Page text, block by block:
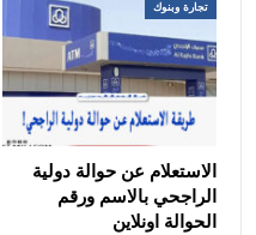
تجارة وبنوك
الاستعلام عن حوالة دولية
الراجحي بالاسم ورقم
الحوالة اونلاين